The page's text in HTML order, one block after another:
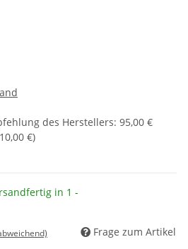
des Herstellers: 95,00 €
10,00 €)
in 1 -
Frage zum Artikel